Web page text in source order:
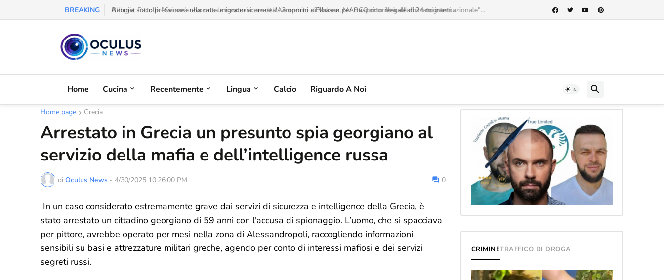
BREAKING Behgjet Pacolli: "Se sarà revocata la concessione dell'Aeroporto di Valona, MABCO ricorrerà all'arbitrato internazionale"...
Home Cucina Recentemente Lingua Calcio Riguardo A Noi
Home page Grecia
Arrestato in Grecia un presunto spia georgiano al
servizio della mafia e dell’intelligence russa
di Oculus News - 4/30/2025 10:26:00 PM 0
In un caso considerato estremamente grave dai servizi di sicurezza e intelligence della Grecia, è
stato arrestato un cittadino georgiano di 59 anni con l'accusa di spionaggio. L’uomo, che si spacciava
per pittore, avrebbe operato per mesi nella zona di Alessandropoli, raccogliendo informazioni
sensibili su basi e attrezzature militari greche, agendo per conto di interessi mafiosi e dei servizi
segreti russi.
CRIMINETRAFFICO DI DROGA